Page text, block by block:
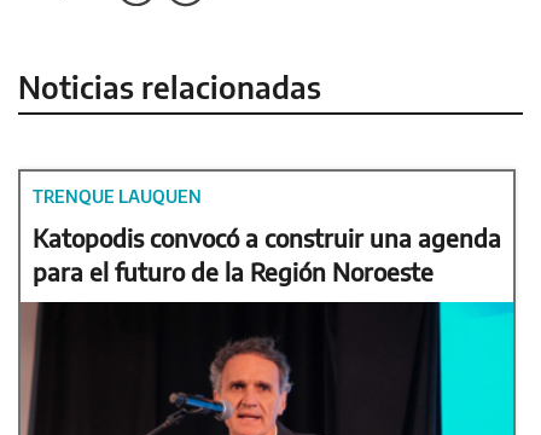
Noticias relacionadas
TRENQUE LAUQUEN
Katopodis convocó a construir una agenda
para el futuro de la Región Noroeste